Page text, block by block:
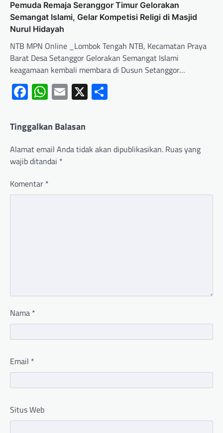
Pemuda Remaja Seranggor Timur Gelorakan
Semangat Islami, Gelar Kompetisi Religi di Masjid
Nurul Hidayah
NTB MPN Online _Lombok Tengah NTB, Kecamatan Praya
Barat Desa Setanggor Gelorakan Semangat Islami
keagamaan kembali membara di Dusun Setanggor…
Facebook
WhatsApp
Email
X
Tinggalkan Balasan
Alamat email Anda tidak akan dipublikasikan. Ruas yang
wajib ditandai *
Komentar *
Nama *
Email *
Situs Web